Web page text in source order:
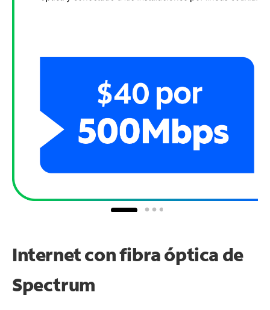
Internet con fibra óptica de
Spectrum